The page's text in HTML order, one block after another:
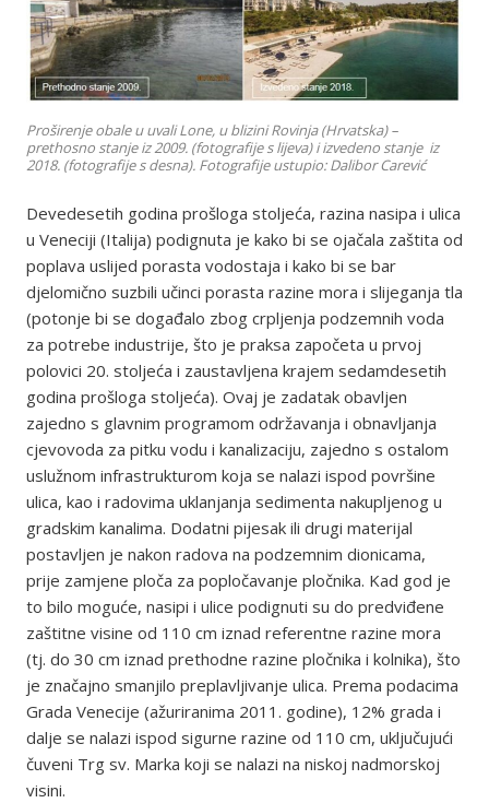
Proširenje obale u uvali Lone, u blizini Rovinja (Hrvatska) –
prethosno stanje iz 2009. (fotografije s lijeva) i izvedeno stanje iz
2018. (fotografije s desna). Fotografije ustupio: Dalibor Carević
Devedesetih godina prošloga stoljeća, razina nasipa i ulica
u Veneciji (Italija) podignuta je kako bi se ojačala zaštita od
poplava uslijed porasta vodostaja i kako bi se bar
djelomično suzbili učinci porasta razine mora i slijeganja tla
(potonje bi se događalo zbog crpljenja podzemnih voda
za potrebe industrije, što je praksa započeta u prvoj
polovici 20. stoljeća i zaustavljena krajem sedamdesetih
godina prošloga stoljeća). Ovaj je zadatak obavljen
zajedno s glavnim programom održavanja i obnavljanja
cjevovoda za pitku vodu i kanalizaciju, zajedno s ostalom
uslužnom infrastrukturom koja se nalazi ispod površine
ulica, kao i radovima uklanjanja sedimenta nakupljenog u
gradskim kanalima. Dodatni pijesak ili drugi materijal
postavljen je nakon radova na podzemnim dionicama,
prije zamjene ploča za popločavanje pločnika. Kad god je
to bilo moguće, nasipi i ulice podignuti su do predviđene
zaštitne visine od 110 cm iznad referentne razine mora
(tj. do 30 cm iznad prethodne razine pločnika i kolnika), što
je značajno smanjilo preplavljivanje ulica. Prema podacima
Grada Venecije (ažuriranima 2011. godine), 12% grada i
dalje se nalazi ispod sigurne razine od 110 cm, uključujući
čuveni Trg sv. Marka koji se nalazi na niskoj nadmorskoj
visini.